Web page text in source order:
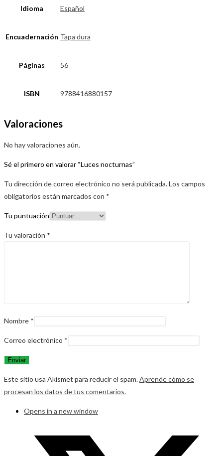
Idioma Español
Encuadernación Tapa dura
Páginas 56
ISBN 9788416880157
Valoraciones
No hay valoraciones aún.
Sé el primero en valorar “Luces nocturnas”
Tu dirección de correo electrónico no será publicada.Los campos
obligatorios están marcados con *
Tu puntuación
Tu valoración *
Nombre *
Correo electrónico *
Este sitio usa Akismet para reducir el spam.Aprende cómo se
procesan los datos de tus comentarios.
Opens in a new window